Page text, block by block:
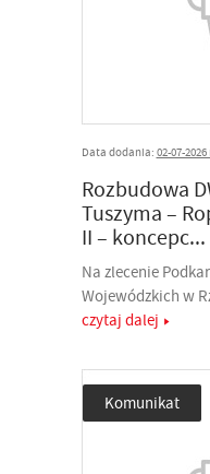
Data dodania: 02-07-2026
Rozbudowa
Tuszyma –
II – koncepc...
Na zlecenie
Wojewódzkich w
czytaj dalej
Komunikat